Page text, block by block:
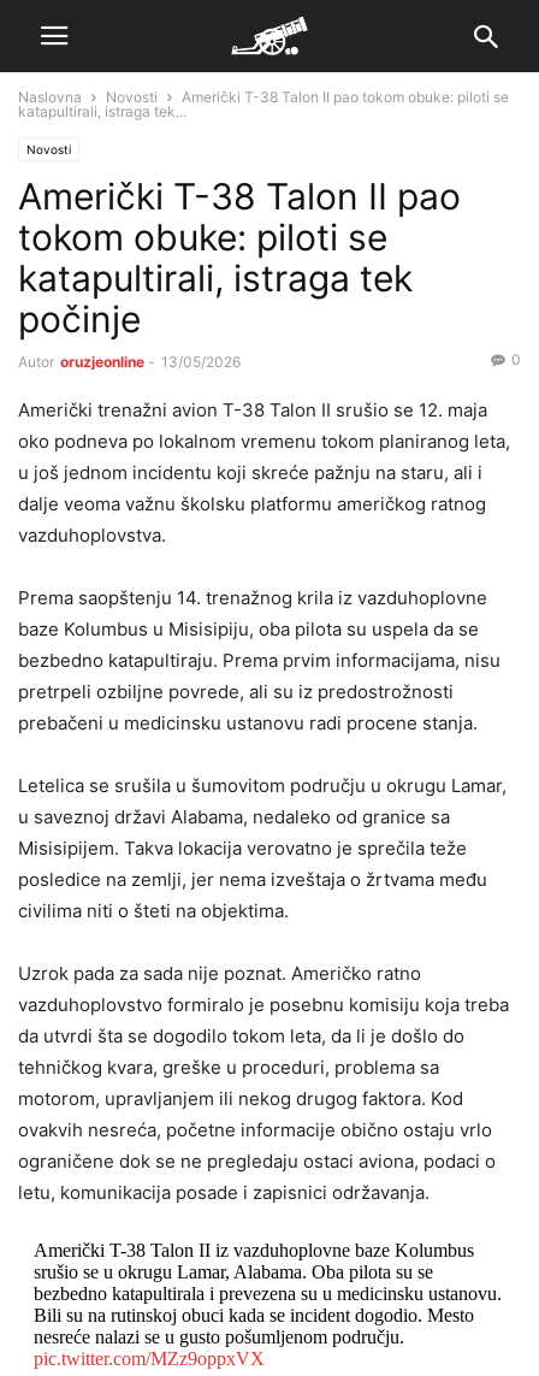
Naslovna Novosti
Američki T-38 Talon II pao tokom obuke: piloti se
katapultirali, istraga tek...
Novosti
Američki T-38 Talon II pao
tokom obuke: piloti se
katapultirali, istraga tek
počinje
Autor oruzjeonline - 13/05/2026 0
Američki trenažni avion T-38 Talon II srušio se 12. maja
oko podneva po lokalnom vremenu tokom planiranog leta,
u još jednom incidentu koji skreće pažnju na staru, ali i
dalje veoma važnu školsku platformu američkog ratnog
vazduhoplovstva.
Prema saopštenju 14. trenažnog krila iz vazduhoplovne
baze Kolumbus u Misisipiju, oba pilota su uspela da se
bezbedno katapultiraju. Prema prvim informacijama, nisu
pretrpeli ozbiljne povrede, ali su iz predostrožnosti
prebačeni u medicinsku ustanovu radi procene stanja.
Letelica se srušila u šumovitom području u okrugu Lamar,
u saveznoj državi Alabama, nedaleko od granice sa
Misisipijem. Takva lokacija verovatno je sprečila teže
posledice na zemlji, jer nema izveštaja o žrtvama među
civilima niti o šteti na objektima.
Uzrok pada za sada nije poznat. Američko ratno
vazduhoplovstvo formiralo je posebnu komisiju koja treba
da utvrdi šta se dogodilo tokom leta, da li je došlo do
tehničkog kvara, greške u proceduri, problema sa
motorom, upravljanjem ili nekog drugog faktora. Kod
ovakvih nesreća, početne informacije obično ostaju vrlo
ograničene dok se ne pregledaju ostaci aviona, podaci o
letu, komunikacija posade i zapisnici održavanja.
Američki T-38 Talon II iz vazduhoplovne baze Kolumbus
srušio se u okrugu Lamar, Alabama. Oba pilota su se
bezbedno katapultirala i prevezena su u medicinsku ustanovu.
Bili su na rutinskoj obuci kada se incident dogodio. Mesto
nesreće nalazi se u gusto pošumljenom području.
pic.twitter.com/MZz9oppxVX